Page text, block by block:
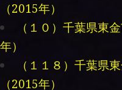
（2015年）
（１０）千葉県東
年）
（１１８）千葉県
（2015年）